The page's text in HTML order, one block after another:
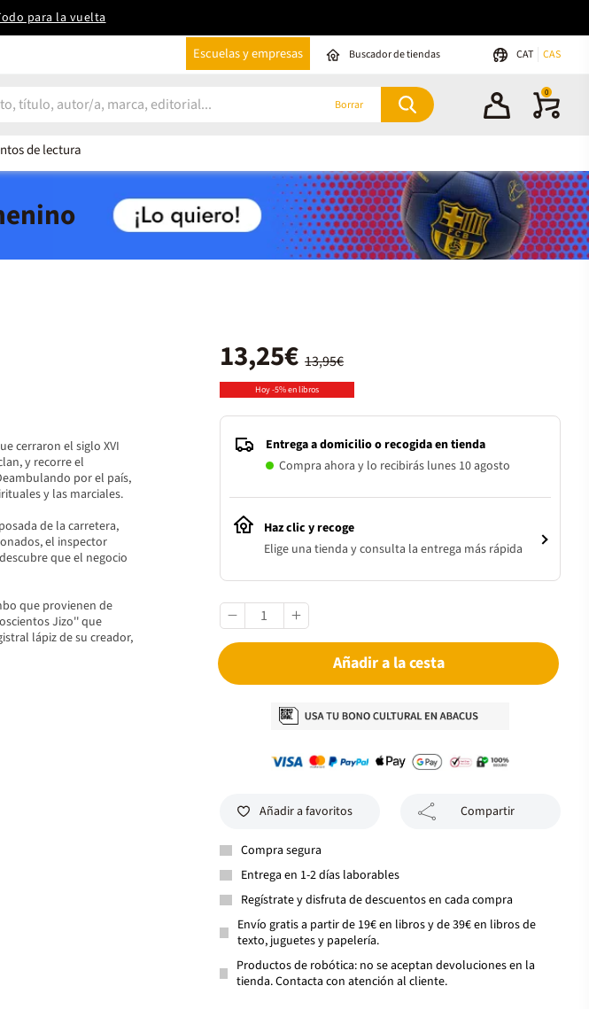
para la vuelta
Escuelas y empresas Buscador de tiendas CAT CAS
de lectura
Borrar
0
cerraron el siglo XVI
y recorre el
por el país,
y las marciales.
de la carretera,
el inspector
que el negocio
que provienen de
Jizo'' que
lápiz de su creador,
13,95€
13,25€
Hoy -5% en libros
Entrega a domicilio o recogida en tienda
Compra ahora y lo recibirás lunes 10 agosto
Haz clic y recoge
Elige una tienda y consulta la entrega más rápida
Añadir a la cesta
Añadir a favoritos Compartir
Compra segura
Entrega en 1-2 días laborables
Regístrate y disfruta de descuentos en cada compra
Envío gratis a partir de 19€ en libros y de 39€ en libros de
texto, juguetes y papelería.
Productos de robótica: no se aceptan devoluciones en la
tienda. Contacta con atención al cliente.